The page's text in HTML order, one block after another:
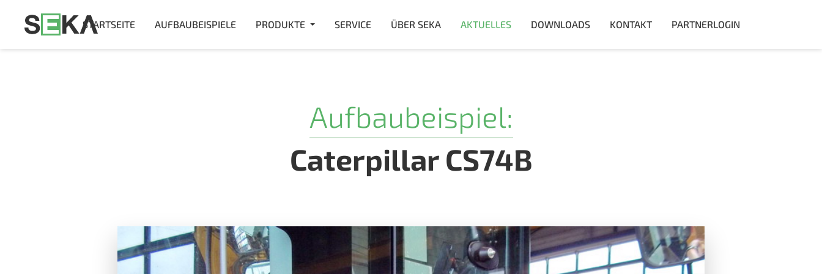
STARTSEITE AUFBAUBEISPIELE PRODUKTE SERVICE ÜBER SEKA AKTUELLES DOWNLOADS KONTAKT PARTNERLOGIN
Aufbaubeispiel:
Caterpillar CS74B